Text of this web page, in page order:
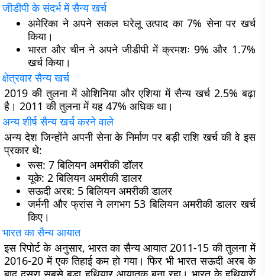
जीडीपी के संदर्भ में सैन्य खर्च
अमेरिका ने अपने सकल घरेलू उत्पाद का 7% सेना पर खर्च
किया।
भारत और चीन ने अपने जीडीपी में क्रमशः 9% और 1.7%
खर्च किया।
क्षेत्रवार सैन्य खर्च
2019 की तुलना में ओशिनिया और एशिया में सैन्य खर्च 2.5% बढ़ा
है। 2011 की तुलना में यह 47% अधिक था।
अन्य शीर्ष सैन्य खर्च करने वाले
अन्य देश जिन्होंने अपनी सेना के निर्माण पर बड़ी राशि खर्च की वे इस
प्रकार थे:
रूस: 7 बिलियन अमरीकी डॉलर
यूके: 2 बिलियन अमरीकी डालर
सऊदी अरब: 5 बिलियन अमरीकी डालर
जर्मनी और फ्रांस ने लगभग 53 बिलियन अमरीकी डालर खर्च
किए।
भारत का सैन्य आयात
इस रिपोर्ट के अनुसार, भारत का सैन्य आयात 2011-15 की तुलना में
2016-20 में एक तिहाई कम हो गया। फिर भी भारत सऊदी अरब के